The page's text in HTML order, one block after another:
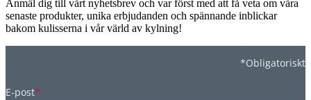
Anmäl dig till vårt nyhetsbrev och var först med att få veta om våra
senaste produkter, unika erbjudanden och spännande inblickar
bakom kulisserna i vår värld av kylning!
*Obligatoriskt
E-post*